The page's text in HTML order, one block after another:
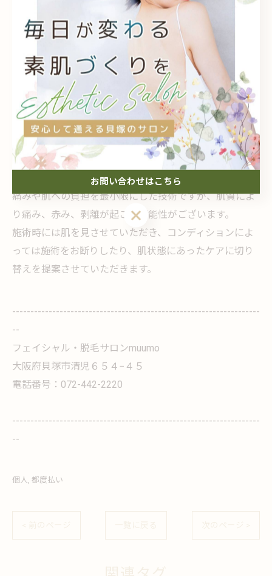
【前後２週間は控えてください】 ピーリングエステ、
他店の顔脱毛、ハイフ、医療エステ、レーザー
【肌の状態によっては施術できない場合がございます】
・極度の乾燥肌、敏感肌 ・炎症ニキビ ・湿疹 ・医
療機関処方のニキビ薬使用中
・アトピー性皮膚炎 ・口唇ヘルペスができている時
他の方式のエクストラクションとは違い、ラボーテ式は
痛みや肌への負担を最小限にした技術ですが、肌質によ
り痛み、赤み、剥離が起こる可能性がございます。
施術時には肌を見させていただき、コンディションによ
っては施術をお断りしたり、肌状態にあったケアに切り
替えを提案させていただきます。
--------------------------------------------------------------------
--
フェイシャル・脱毛サロンmuumo
大阪府貝塚市清児６５４−４５
電話番号：072-442-2220
--------------------------------------------------------------------
--
個人 都度払い
お問い合わせはこちら